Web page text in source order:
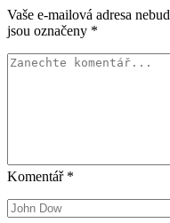
Vaše e-mailová adresa
jsou označeny *
Komentář *